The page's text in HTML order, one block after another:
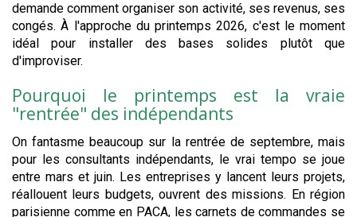
demande comment organiser son activité, ses revenus, ses
congés. À l'approche du printemps 2026, c'est le moment
idéal pour installer des bases solides plutôt que
d'improviser.
Pourquoi le printemps est la vraie
"rentrée" des indépendants
On fantasme beaucoup sur la rentrée de septembre, mais
pour les consultants indépendants, le vrai tempo se joue
entre mars et juin. Les entreprises y lancent leurs projets,
réallouent leurs budgets, ouvrent des missions. En région
parisienne comme en PACA, les carnets de commandes se